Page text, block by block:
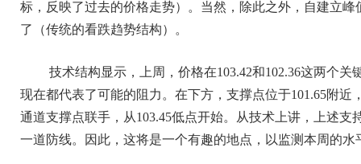
标，反映了过去的价格走势）。当然，除此之外，自建立
了（传统的看跌趋势结构）。
技术结构显示，上周，价格在103.42和102.36这两个
现在都代表了可能的阻力。在下方，支撑点位于101.65附近
通道支撑点联手，从103.45低点开始。从技术上讲，上述支
一道防线。因此，这将是一个有趣的地点，以监测本周的水